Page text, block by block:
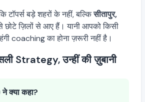
टॉपर्स बड़े शहरों के नहीं, बल्किसीतापुर,
ज़िलों से आए हैं। यानी आपको किसी
coaching का होना ज़रूरी नहीं है।
Strategy, उन्हीं की ज़ुबानी
क्या कहा?